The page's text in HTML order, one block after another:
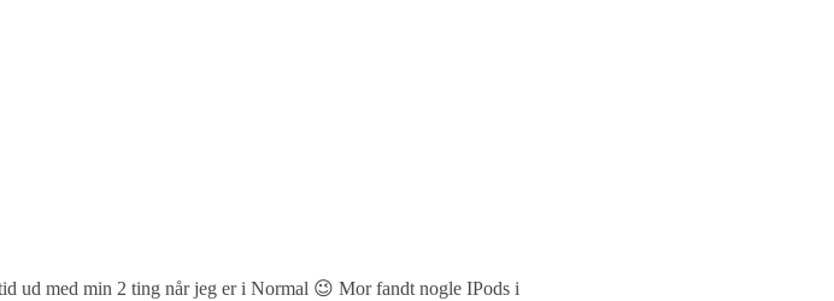
ud med min 2 ting når jeg er i Normal 😉 Mor fandt nogle IPods i